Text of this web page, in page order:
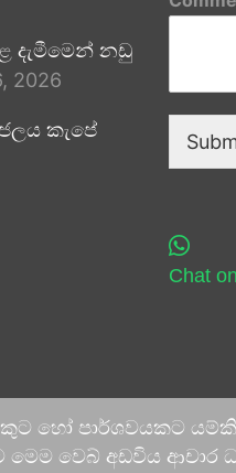
දැමීමෙන් නඩු
2026
කැපේ
Chat
හෝ පාර්ශවයකට
වෙබ් අඩවිය ආචාර